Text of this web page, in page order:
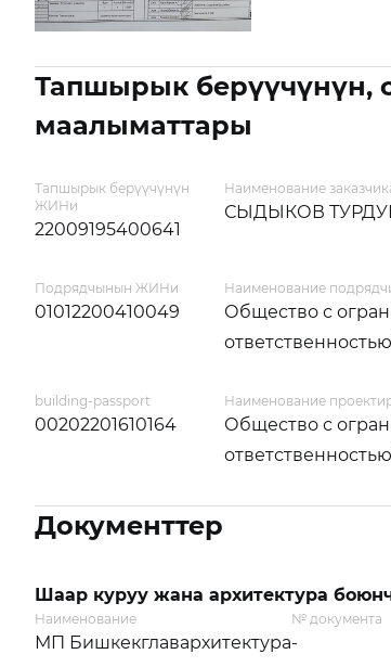
Тапшырык берүүчүнүн,
маалыматтары
Тапшырык берүүчүнүн
ЖИНи
22009195400641
Наименование
СЫДЫКОВ
Подрядчынын ЖИНи
01012200410049
Наименование
Общество с
building-passport
00202201610164
Наименование
Общество с
Документтер
Шаар куруу жана архитектура
Наименование
МП Бишкекглавархитектура
№ документа
-